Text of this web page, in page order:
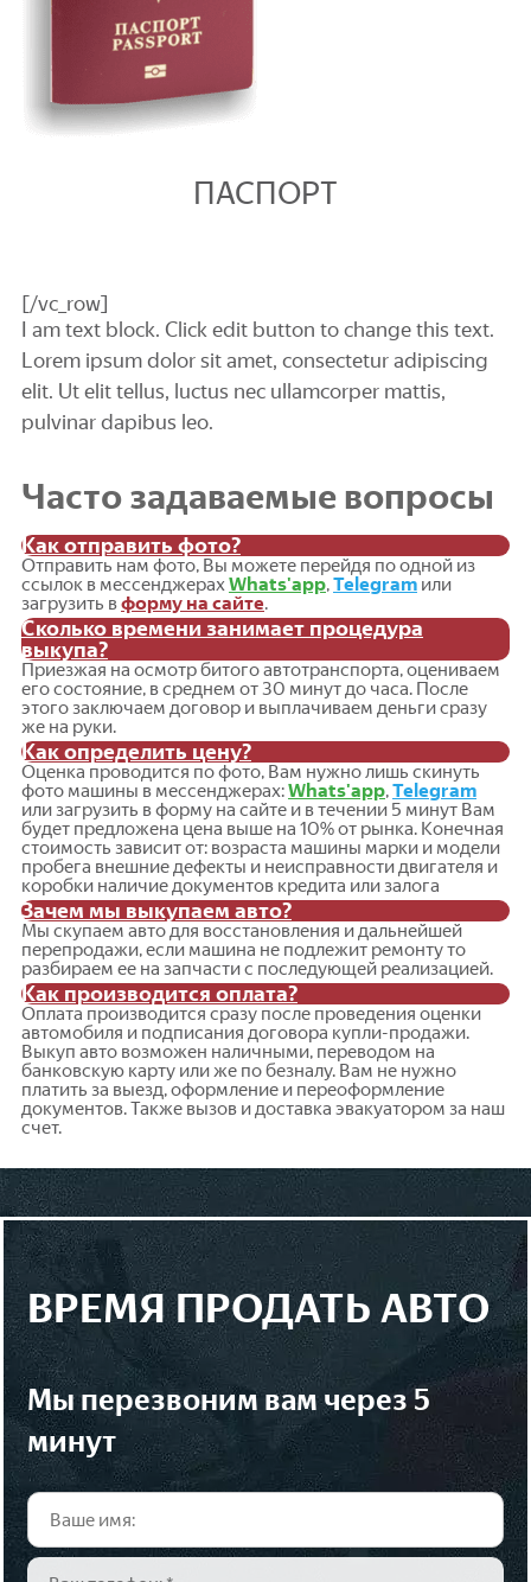
ПАСПОРТ
[/vc_row]
I am text block. Click edit button to change this text.
Lorem ipsum dolor sit amet, consectetur adipiscing
elit. Ut elit tellus, luctus nec ullamcorper mattis,
pulvinar dapibus leo.
Часто задаваемые вопросы
Как отправить фото?
Отправить нам фото, Вы можете перейдя по одной из
ссылок в мессенджерахWhats'app,Telegram или
загрузить вформу на сайте.
Сколько времени занимает процедура
выкупа?
Приезжая на осмотр битого автотранспорта, оцениваем
его состояние, в среднем от 30 минут до часа. После
этого заключаем договор и выплачиваем деньги сразу
же на руки.
Как определить цену?
Оценка проводится по фото, Вам нужно лишь скинуть
фото машины в мессенджерах:Whats'app,Telegram
или загрузить в форму на сайте и в течении 5 минут Вам
будет предложена цена выше на 10% от рынка. Конечная
стоимость зависит от: возраста машины марки и модели
пробега внешние дефекты и неисправности двигателя и
коробки наличие документов кредита или залога
Зачем мы выкупаем авто?
Мы скупаем авто для восстановления и дальнейшей
перепродажи, если машина не подлежит ремонту то
разбираем ее на запчасти с последующей реализацией.
Как производится оплата?
Оплата производится сразу после проведения оценки
автомобиля и подписания договора купли-продажи.
Выкуп авто возможен наличными, переводом на
банковскую карту или же по безналу. Вам не нужно
платить за выезд, оформление и переоформление
документов. Также вызов и доставка эвакуатором за наш
счет.
ВРЕМЯ ПРОДАТЬ АВТО
мы перезвоним вам через 5
минут